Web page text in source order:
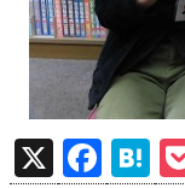
X
F
H